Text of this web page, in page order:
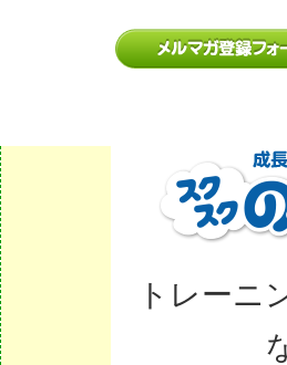
トレーニ